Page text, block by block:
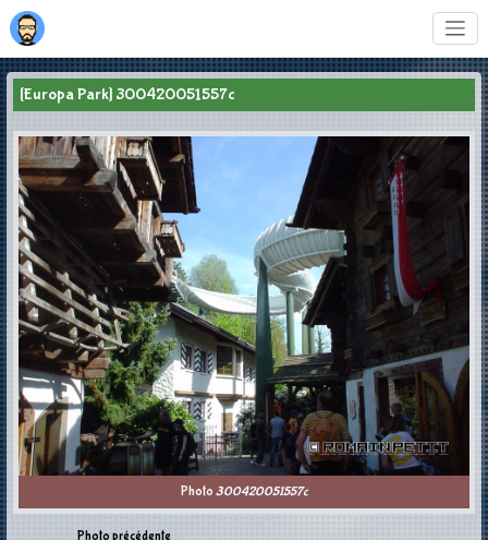
[Europa Park] 300420051557c
Photo 300420051557c
Photo précédente